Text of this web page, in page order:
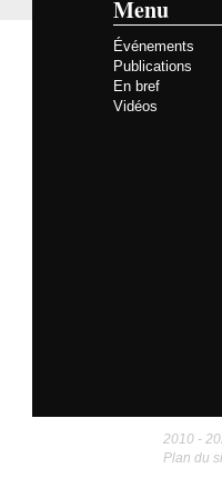
Menu
Événements
Publications
En bref
Vidéos
2010 -
Plan du